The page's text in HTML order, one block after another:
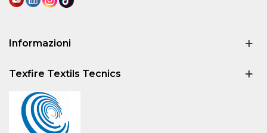
Informazioni
Texfire Textils Tecnics